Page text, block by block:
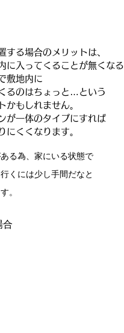
する場合のメリットは、
に入ってくることが無くなる
敷地内に
るのはちょっと…という
かもしれません。
が一体のタイプにすれば
にくくなります。
る為、家にいる状態で
くには少し手間だなと
。
合